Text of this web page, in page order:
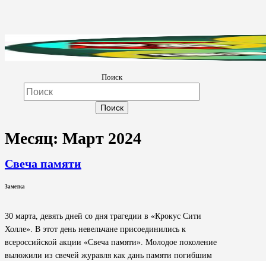
Культура Невель
МБУК Невельского района "Культура и досуг"
Поиск
Месяц: Март 2024
Свеча памяти
Заметка
30 марта, девять дней со дня трагедии в «Крокус Сити
Холле». В этот день невельчане присоединились к
всероссийской акции «Свеча памяти». Молодое поколение
выложили из свечей журавля как дань памяти погибшим